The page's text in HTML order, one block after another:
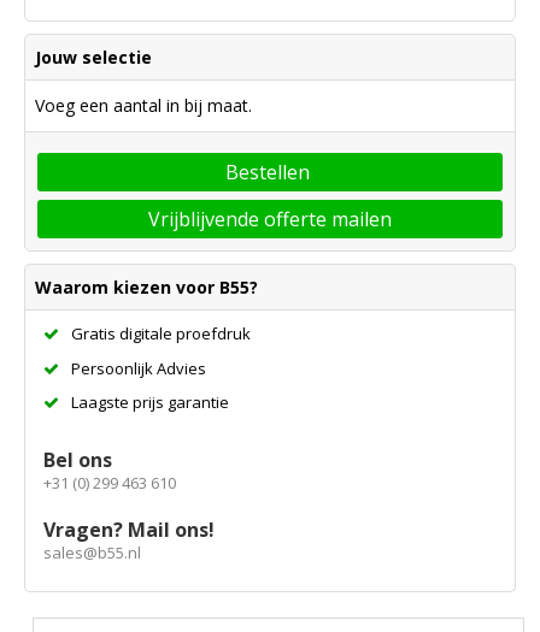
Jouw selectie
Voeg een aantal in bij maat.
Bestellen
Vrijblijvende offerte mailen
Waarom kiezen voor B55?
Gratis digitale proefdruk
Persoonlijk Advies
Laagste prijs garantie
Bel ons
+31 (0) 299 463 610
Vragen? Mail ons!
sales@b55.nl